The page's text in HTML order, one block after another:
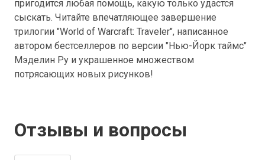
пригодится любая помощь, какую только удастся
сыскать. Читайте впечатляющее завершение
трилогии "World of Warcraft: Traveler", написанное
автором бестселлеров по версии "Нью-Йорк таймс"
Мэделин Ру и украшенное множеством
потрясающих новых рисунков!
Отзывы и вопросы